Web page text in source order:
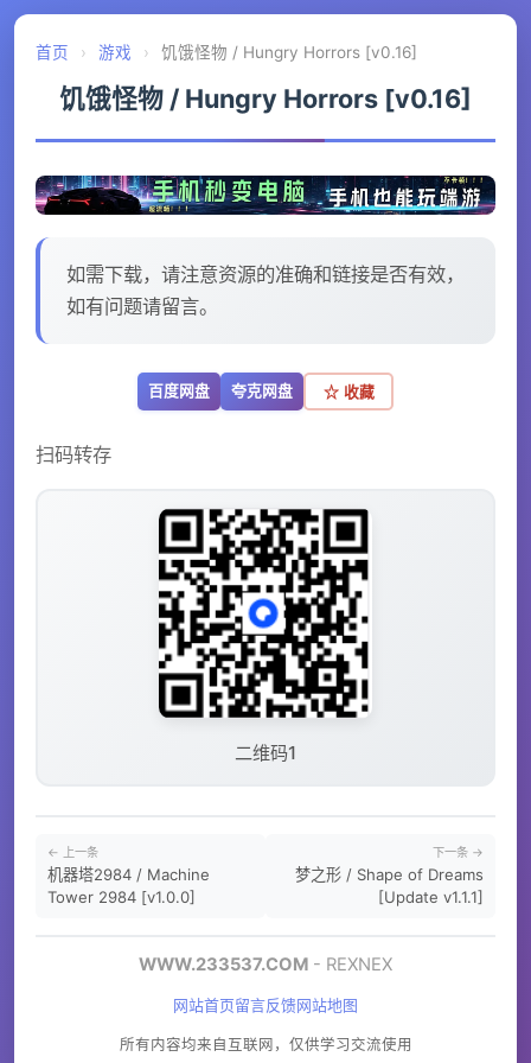
首页 › 游戏 › 饥饿怪物 / Hungry Horrors [v0.16]
饥饿怪物 / Hungry Horrors [v0.16]
如需下载，请注意资源的准确和链接是否有效，
如有问题请留言。
百度网盘 夸克网盘 ☆ 收藏
扫码转存
二维码1
← 上一条
机器塔2984 / Machine
Tower 2984 [v1.0.0]
下一条 →
梦之形 / Shape of Dreams
[Update v1.1.1]
WWW.233537.COM - REXNEX
网站首页留言反馈网站地图
所有内容均来自互联网，仅供学习交流使用